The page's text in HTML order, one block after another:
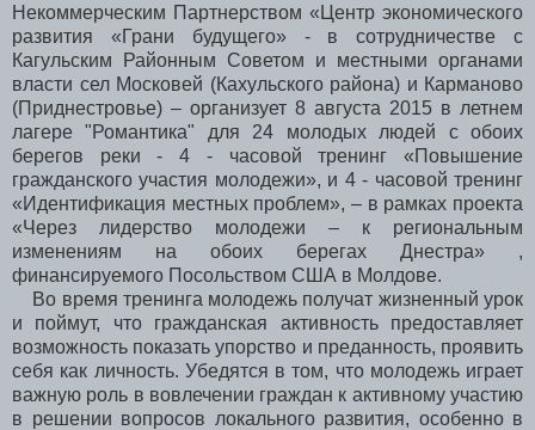
Некоммерческим Партнерством «Центр экономического
развития «Грани будущего» - в сотрудничестве с
Кагульским Районным Советом и местными органами
власти сел Московей (Кахульского района) и Карманово
(Приднестровье) – организует 8 августа 2015 в летнем
лагере "Романтика" для 24 молодых людей с обоих
берегов реки - 4 - часовой тренинг «Повышение
гражданского участия молодежи», и 4 - часовой тренинг
«Идентификация местных проблем», – в рамках проекта
«Через лидерство молодежи – к региональным
изменениям на обоих берегах Днестра» ,
финансируемого Посольством США в Молдове.
Во время тренинга молодежь получат жизненный урок
и поймут, что гражданская активность предоставляет
возможность показать упорство и преданность, проявить
себя как личность. Убедятся в том, что молодежь играет
важную роль в вовлечении граждан к активному участию
в решении вопросов локального развития, особенно в